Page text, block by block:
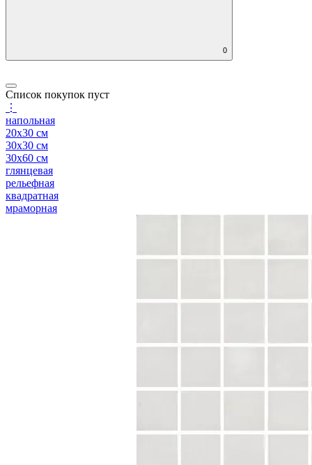
0
Список покупок пуст
⋮
напольная
20x30 см
30x30 см
30x60 см
глянцевая
рельефная
квадратная
мраморная